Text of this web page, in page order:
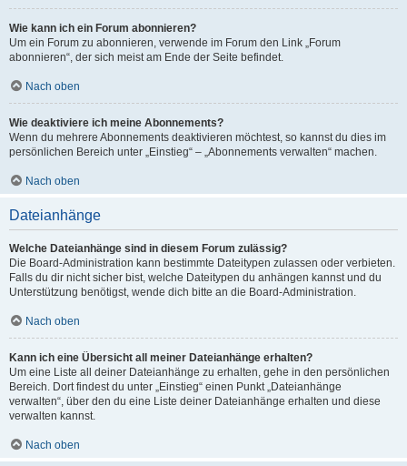
Wie kann ich ein Forum abonnieren?
Um ein Forum zu abonnieren, verwende im Forum den Link „Forum
abonnieren“, der sich meist am Ende der Seite befindet.
Nach oben
Wie deaktiviere ich meine Abonnements?
Wenn du mehrere Abonnements deaktivieren möchtest, so kannst du dies im
persönlichen Bereich unter „Einstieg“ – „Abonnements verwalten“ machen.
Nach oben
Dateianhänge
Welche Dateianhänge sind in diesem Forum zulässig?
Die Board-Administration kann bestimmte Dateitypen zulassen oder verbieten.
Falls du dir nicht sicher bist, welche Dateitypen du anhängen kannst und du
Unterstützung benötigst, wende dich bitte an die Board-Administration.
Nach oben
Kann ich eine Übersicht all meiner Dateianhänge erhalten?
Um eine Liste all deiner Dateianhänge zu erhalten, gehe in den persönlichen
Bereich. Dort findest du unter „Einstieg“ einen Punkt „Dateianhänge
verwalten“, über den du eine Liste deiner Dateianhänge erhalten und diese
verwalten kannst.
Nach oben